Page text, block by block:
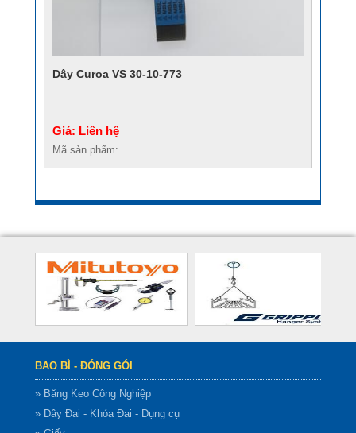
Dây Curoa VS 30-10-773
Giá: Liên hệ
Mã sản phẩm:
BAO BÌ - ĐÓNG GÓI
» Băng Keo Công Nghiệp
» Dây Đai - Khóa Đai - Dụng cụ